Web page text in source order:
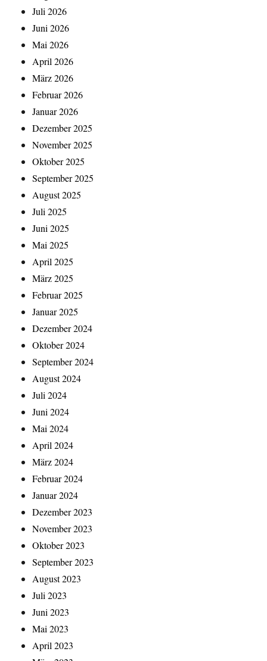
Juli 2026
Juni 2026
Mai 2026
April 2026
März 2026
Februar 2026
Januar 2026
Dezember 2025
November 2025
Oktober 2025
September 2025
August 2025
Juli 2025
Juni 2025
Mai 2025
April 2025
März 2025
Februar 2025
Januar 2025
Dezember 2024
Oktober 2024
September 2024
August 2024
Juli 2024
Juni 2024
Mai 2024
April 2024
März 2024
Februar 2024
Januar 2024
Dezember 2023
November 2023
Oktober 2023
September 2023
August 2023
Juli 2023
Juni 2023
Mai 2023
April 2023